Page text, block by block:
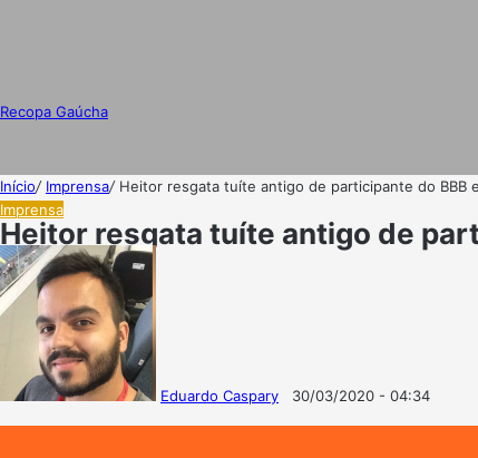
Recopa Gaúcha
Início/ Imprensa/ Heitor resgata tuíte antigo de participante do BBB
Imprensa
Heitor resgata tuíte antigo de
Eduardo Caspary
30/03/2020 - 04:34